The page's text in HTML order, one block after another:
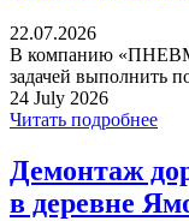
22.07.2026
В компанию
задачей выполнить
24 July 2026
Читать подробнее
Демонтаж
в деревне